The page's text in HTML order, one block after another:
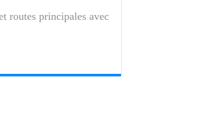
routes principales avec